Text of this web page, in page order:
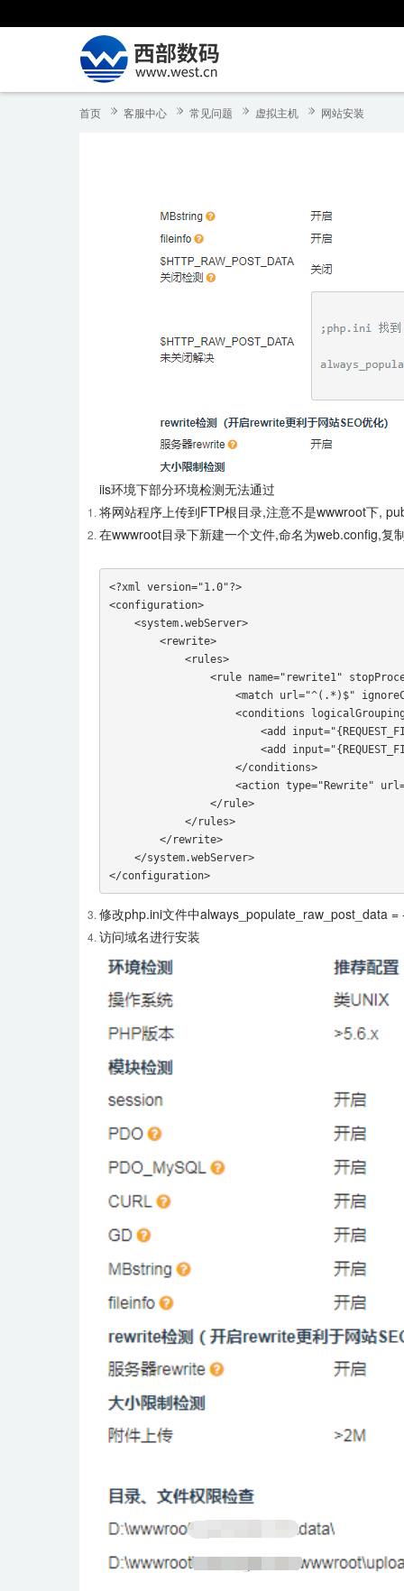
首页 客服中心 常见问题 虚拟主机 网站安装
iis环境下部分环境检测无法通过
将网站程序上传到FTP根目录,注意不是wwwroot下,
在wwwroot目录下新建一个文件,命名为web.config,复
<?xml version="1.0"?>
<configuration>
<system.webServer>
<rewrite>
<rules>
<rule name="rewrite1"
<match url="^(.*)$"
<conditions
<add input="{REQUEST_FILENAME}"
<add input="{REQUEST_FILENAME}"
</conditions>
<action type="Rewrite"
</rule>
</rules>
</rewrite>
</system.webServer>
</configuration>
修改php.ini文件中always_populate_raw_post_data =
访问域名进行安装